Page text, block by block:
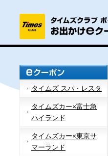
タイムズ スパ・レスタ
タイムズカー×富士急
ハイランド
タイムズカー×東京サ
マーランド